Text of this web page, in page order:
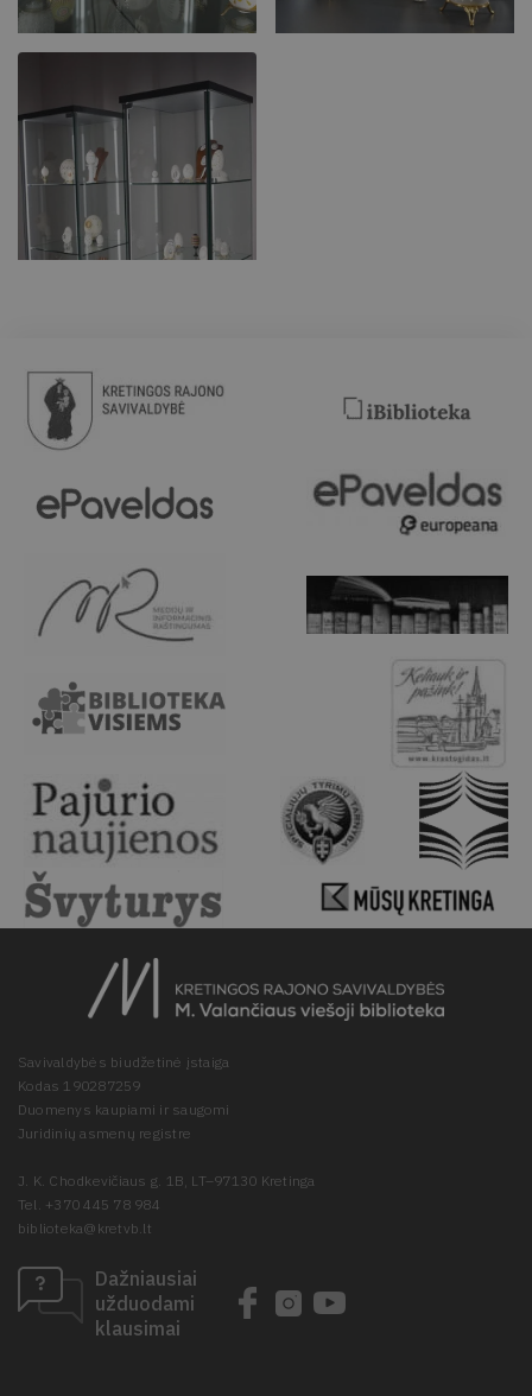
Savivaldybės biudžetinė įstaiga
Kodas 190287259
Duomenys kaupiami ir saugomi
Juridinių asmenų registre
J. K. Chodkevičiaus g. 1B, LT–97130 Kretinga
Tel. +370 445 78 984
biblioteka@kretvb.lt
Dažniausiai
užduodami
klausimai